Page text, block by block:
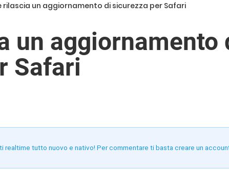
rilascia un aggiornamento di sicurezza per Safari
un aggiornamento
Safari
realtime tutto nuovo e nativo! Per commentare ti basta creare un